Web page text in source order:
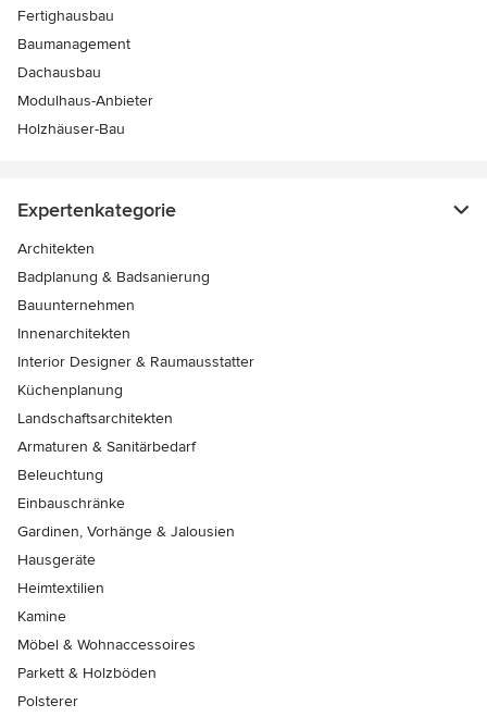
Fertighausbau
Baumanagement
Dachausbau
Modulhaus-Anbieter
Holzhäuser-Bau
Expertenkategorie
Architekten
Badplanung & Badsanierung
Bauunternehmen
Innenarchitekten
Interior Designer & Raumausstatter
Küchenplanung
Landschaftsarchitekten
Armaturen & Sanitärbedarf
Beleuchtung
Einbauschränke
Gardinen, Vorhänge & Jalousien
Hausgeräte
Heimtextilien
Kamine
Möbel & Wohnaccessoires
Parkett & Holzböden
Polsterer